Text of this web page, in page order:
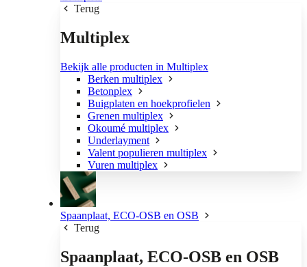
Terug
Multiplex
Bekijk alle producten in Multiplex
Berken multiplex
Betonplex
Buigplaten en hoekprofielen
Grenen multiplex
Okoumé multiplex
Underlayment
Valent populieren multiplex
Vuren multiplex
Spaanplaat, ECO-OSB en OSB
Terug
Spaanplaat, ECO-OSB en OSB